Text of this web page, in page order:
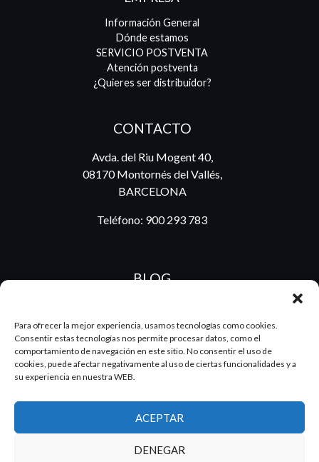
Para ofrecer la mejor experiencia, usamos tecnologías como cookies.
Consentir estas tecnologías nos permite procesar datos, como el
comportamiento de navegación en este sitio. No consentir el uso de
cookies, puede afectar negativamente al uso de ciertas funcionalidades y a
su experiencia en nuestra WEB.
ACEPTAR
DENEGAR
Información General
Dónde estamos
SERVICIO POSTVENTA
Atención postventa
¿Quieres ser distribuidor?
CONTACTO
Avda. del Riu Mogent 40,
08170 Montornés del Vallés,
BARCELONA
Teléfono: 900 293 783
BLOG
ES PT
2026 Dake. Todos los derechos reservados.